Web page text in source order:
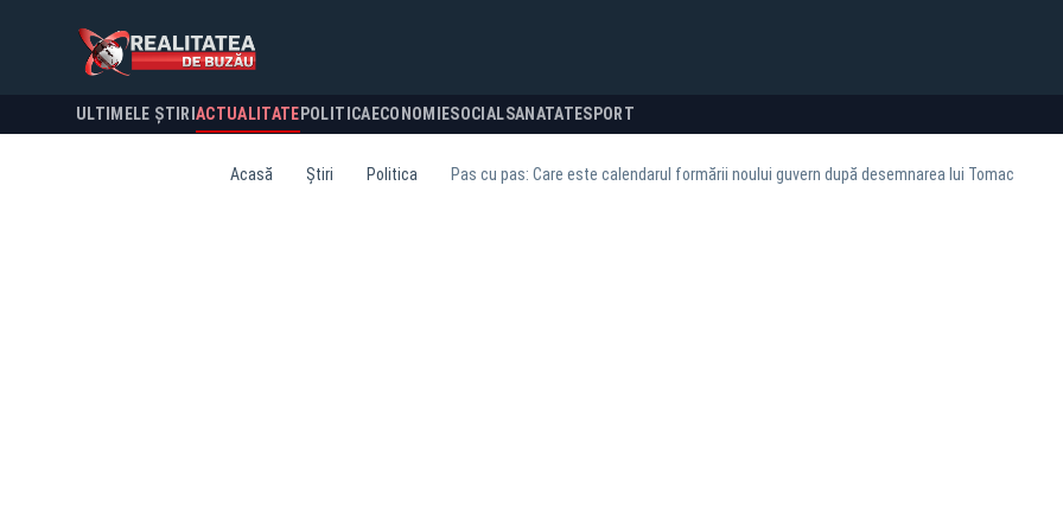
ULTIMELE ȘTIRI ACTUALITATE POLITICA ECONOMIESOCIALSANATATESPORT
Acasă Știri Politica Pas cu pas: Care este calendarul formării noului guvern după desemnarea lui Tomac